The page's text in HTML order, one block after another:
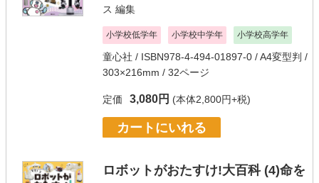
ス 編集
小学校低学年 小学校中学年 小学校高学年
童心社 / ISBN978-4-494-01897-0 / A4変型判 /
303×216mm / 32ページ
定価 3,080円 (本体2,800円+税)
カートにいれる
ロボットがおたすけ!大百科 (4)命を